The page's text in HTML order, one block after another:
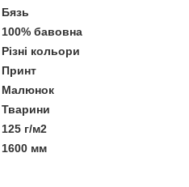
Бязь
100% бавовна
Різні кольори
Принт
Малюнок
Тварини
125 г/м2
1600 мм